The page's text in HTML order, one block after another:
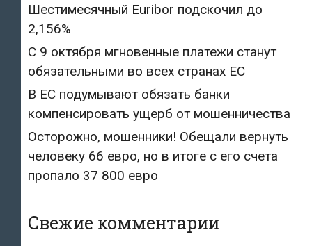
Шестимесячный Euribor подскочил до
2,156%
С 9 октября мгновенные платежи станут
обязательными во всех странах ЕС
В ЕС подумывают обязать банки
компенсировать ущерб от мошенничества
Осторожно, мошенники! Обещали вернуть
человеку 66 евро, но в итоге с его счета
пропало 37 800 евро
Свежие комментарии